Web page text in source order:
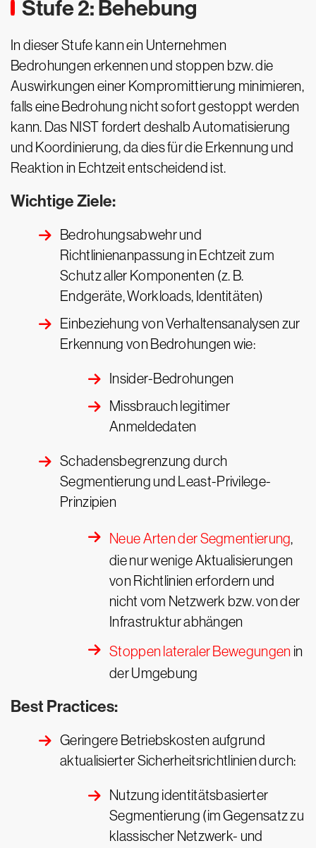
Stufe 2: Behebung
In dieser Stufe kann ein Unternehmen
Bedrohungen erkennen und stoppen bzw. die
Auswirkungen einer Kompromittierung minimieren,
falls eine Bedrohung nicht sofort gestoppt werden
kann. Das NIST fordert deshalb Automatisierung
und Koordinierung, da dies für die Erkennung und
Reaktion in Echtzeit entscheidend ist.
Wichtige Ziele:
Bedrohungsabwehr und
Richtlinienanpassung in Echtzeit zum
Schutz aller Komponenten (z. B.
Endgeräte, Workloads, Identitäten)
Einbeziehung von Verhaltensanalysen zur
Erkennung von Bedrohungen wie:
Insider-Bedrohungen
Missbrauch legitimer
Anmeldedaten
Schadensbegrenzung durch
Segmentierung und Least-Privilege-
Prinzipien
Neue Arten der Segmentierung,
die nur wenige Aktualisierungen
von Richtlinien erfordern und
nicht vom Netzwerk bzw. von der
Infrastruktur abhängen
Stoppen lateraler Bewegungen in
der Umgebung
Best Practices:
Geringere Betriebskosten aufgrund
aktualisierter Sicherheitsrichtlinien durch:
Nutzung identitätsbasierter
Segmentierung (im Gegensatz zu
klassischer Netzwerk- und